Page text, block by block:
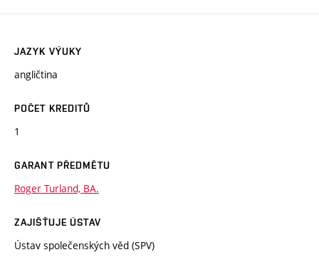
JAZYK VÝUKY
angličtina
POČET KREDITŮ
1
GARANT PŘEDMĚTU
Roger Turland, BA.
ZAJIŠŤUJE ÚSTAV
Ústav společenských věd (SPV)